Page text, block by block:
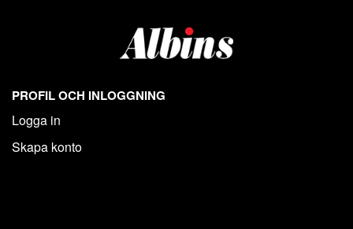
PROFIL OCH INLOGGNING
Logga in
Skapa konto